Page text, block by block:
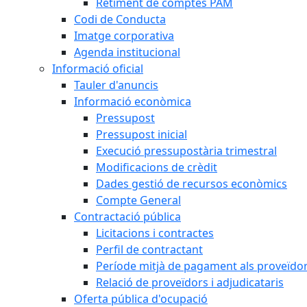
Codi de Conducta
Imatge corporativa
Agenda institucional
Informació oficial
Tauler d'anuncis
Informació econòmica
Pressupost
Pressupost inicial
Execució pressupostària trimestral
Modificacions de crèdit
Dades gestió de recursos econòmics
Compte General
Contractació pública
Licitacions i contractes
Perfil de contractant
Període mitjà de pagament als
Relació de proveïdors i adjudicataris
Oferta pública d'ocupació